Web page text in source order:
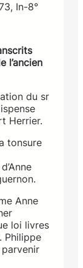
In-8°
l’ancien
du sr
Herrier.
tonsure
Anne
loi livres
Philippe
parvenir